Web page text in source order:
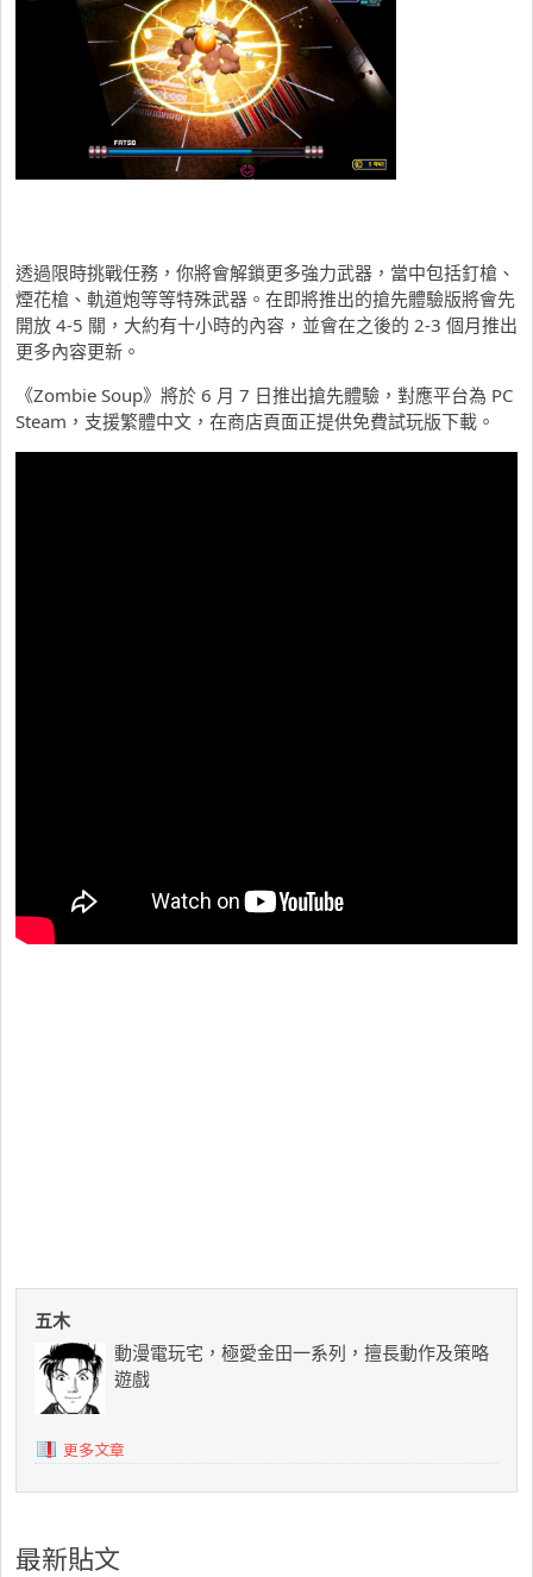
透過限時挑戰任務，你將會解鎖更多強力武器，當中包括釘槍、
煙花槍、軌道炮等等特殊武器。在即將推出的搶先體驗版將會先
開放 4-5 關，大約有十小時的內容，並會在之後的 2-3 個月推出
更多內容更新。
《Zombie Soup》將於 6 月 7 日推出搶先體驗，對應平台為 PC
Steam，支援繁體中文，在商店頁面正提供免費試玩版下載。
五木
動漫電玩宅，極愛金田一系列，擅長動作及策略
遊戲
更多文章
最新貼文